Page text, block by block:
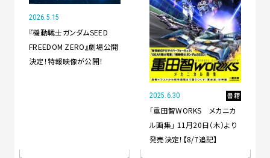
2026.5.15
『機動戦士ガンダムSEED
FREEDOM ZERO』劇場公開
決定！特報映像が公開！
2025.6.30 書籍
「重田智WORKS メカニカ
ル画集」 11月20日（木）より
発売決定！【8/7追記】